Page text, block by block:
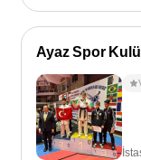
Ayaz Spor